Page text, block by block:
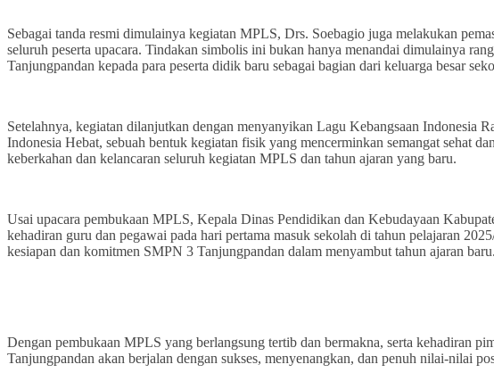
Sebagai tanda resmi dimulainya kegiatan MPLS, Drs. Soebagio juga melakukan
seluruh peserta upacara. Tindakan simbolis ini bukan hanya menandai dimulainya
Tanjungpandan kepada para peserta didik baru sebagai bagian dari keluarga besar
Setelahnya, kegiatan dilanjutkan dengan menyanyikan Lagu Kebangsaan Indonesia
Indonesia Hebat, sebuah bentuk kegiatan fisik yang mencerminkan semangat sehat
keberkahan dan kelancaran seluruh kegiatan MPLS dan tahun ajaran yang baru.
Usai upacara pembukaan MPLS, Kepala Dinas Pendidikan dan Kebudayaan
kehadiran guru dan pegawai pada hari pertama masuk sekolah di tahun pelajaran
kesiapan dan komitmen SMPN 3 Tanjungpandan dalam menyambut tahun ajaran baru.
Dengan pembukaan MPLS yang berlangsung tertib dan bermakna, serta kehadiran
Tanjungpandan akan berjalan dengan sukses, menyenangkan, dan penuh nilai-nilai